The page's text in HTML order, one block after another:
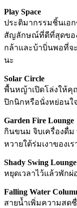
Play Space
ประติมากรรมชิ้นเอก
สัญลักษณ์ที่ดีที่สุดขอ
กล้าและบ้าบิ่นพอที่จ
นะ
Solar Circle
พื้นหญ้าเปิดโล่งให้คุ
ปิกนิกหรือนั่งหย่อนใจ
Garden Fire Lounge
กินขนม จิบเครื่องดื่
หวายใต้ร่มเงาของเร
Shady Swing Lounge
หยุดเวลาไว้แล้วพัก
Falling Water
สายน้ำเพิ่มความสด